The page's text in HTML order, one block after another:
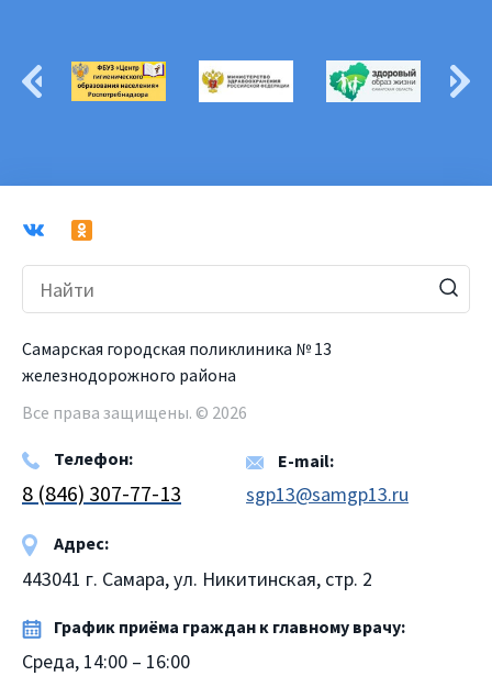
Самарская городская поликлиника № 13
железнодорожного района
Все права защищены. © 2026
Телефон:
8 (846) 307-77-13
E-mail:
sgp13@samgp13.ru
Адрес:
443041 г. Самара, ул. Никитинская, стр. 2
График приёма граждан к главному врачу:
Среда, 14:00 – 16:00